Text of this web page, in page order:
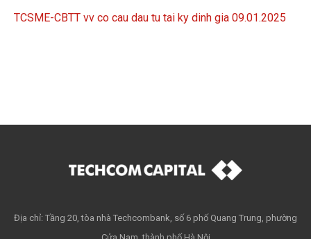
TCSME-CBTT vv co cau dau tu tai ky dinh gia 09.01.2025
Địa chỉ: Tầng 20, tòa nhà Techcombank, số 6 phố Quang Trung, phường